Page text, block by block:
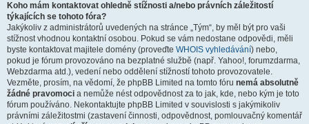
Koho mám kontaktovat ohledně stížnosti a/nebo právních záležitostí
týkajících se tohoto fóra?
Jakýkoliv z administrátorů uvedených na stránce „Tým“, by měl být pro vaši
stížnost vhodnou kontaktní osobou. Pokud se vám nedostane odpovědi, měli
byste kontaktovat majitele domény (proveďte WHOIS vyhledávání) nebo,
pokud je fórum provozováno na bezplatné službě (např. Yahoo!, forumzdarma,
Webzdarma atd.), vedení nebo oddělení stížností tohoto provozovatele.
Vezměte, prosím, na vědomí, že phpBB Limited na tomto fóru nemá absolutně
žádné pravomoci a nemůže nést odpovědnost za to jak, kde, nebo kým je toto
fórum používáno. Nekontaktujte phpBB Limited v souvislosti s jakýmikoliv
právními záležitostmi (zastavení činnosti, odpovědnost, pomlouvačný komentář